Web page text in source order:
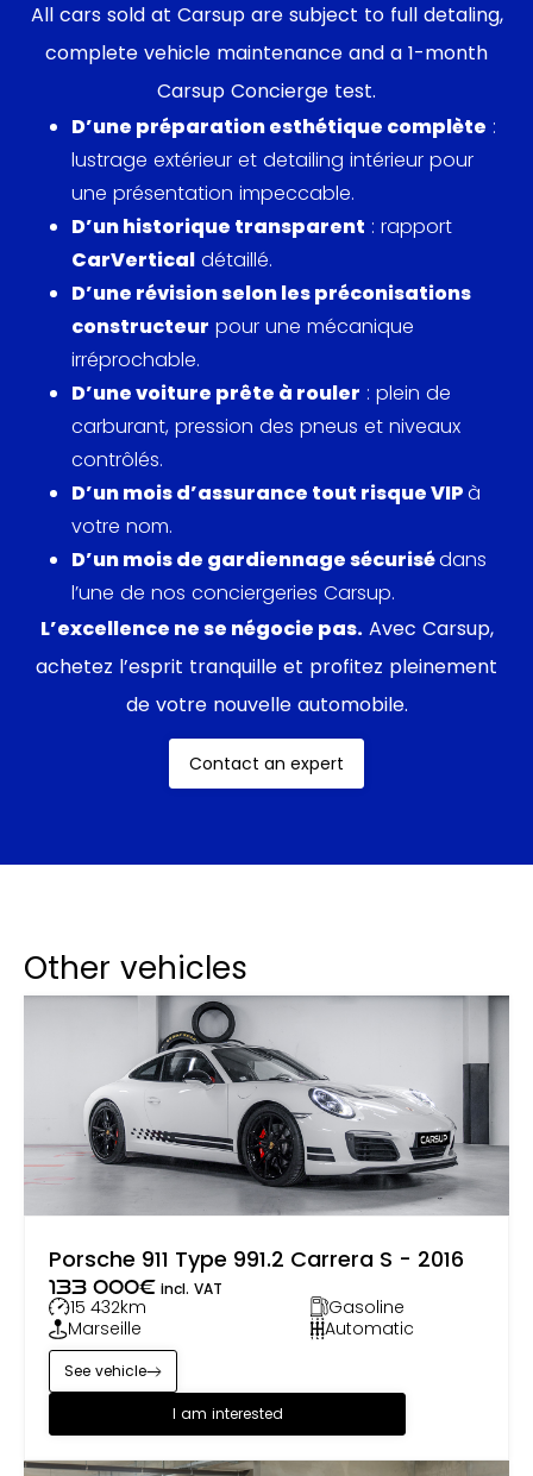
Elle est aussi la première de la marque à bénéficier
du système ABS et de la direction assistée de série.
Le prix de toutes ces innovations améliorant de
manière considérable, le confort et la sécurité à
bord se paye sur la balance. Accusant un poids à
vide de 1529kg dû en grande partie à sa
transmission intégrale. La carrera 2 commercialisée
1 an plus tard viendra atténuer cette faiblesse.
Animée par un flat-six 3.6 litres de 250ch accouplé
à une boîte manuelle (G54) 5 rapports ou une
boîte Tiptronic en option, lui permettant d’abattre
le 0 à 100 en 5,7 secondes et d’atteindre une
vitesse de pointe de 257km/h.
All cars sold at Carsup are subject to full detaling,
complete vehicle maintenance and a 1-month
Carsup Concierge test.
D’une préparation esthétique complète :
lustrage extérieur et detailing intérieur pour
une présentation impeccable.
D’un historique transparent : rapport
CarVertical détaillé.
D’une révision selon les préconisations
constructeur pour une mécanique
irréprochable.
D’une voiture prête à rouler : plein de
carburant, pression des pneus et niveaux
contrôlés.
D’un mois d’assurance tout risque VIPà
votre nom.
D’un mois de gardiennage sécurisédans
l’une de nos conciergeries Carsup.
L’excellence ne se négocie pas.Avec Carsup,
achetez l’esprit tranquille et profitez pleinement
de votre nouvelle automobile.
Contact an expert
Other vehicles
Porsche 911 Type 991.2 Carrera S - 2016
133 000€ incl. VAT
15 432km
Gasoline
Marseille
Automatic
I am interested
See vehicle